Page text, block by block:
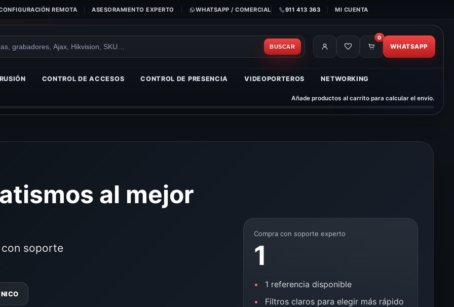
REMOTA ASESORAMIENTO EXPERTO WHATSAPP / COMERCIAL 911 413 363 MI CUENTA
BUSCAR
0
WHATSAPP
CONTROL DE ACCESOS CONTROL DE PRESENCIA VIDEOPORTEROS NETWORKING
Añade productos al carrito para calcular el envío.
al mejor
soporte
Compra con soporte experto
1
1 referencia disponible
Filtros claros para elegir más rápido